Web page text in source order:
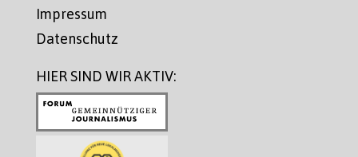
Impressum
Datenschutz
HIER SIND WIR AKTIV: